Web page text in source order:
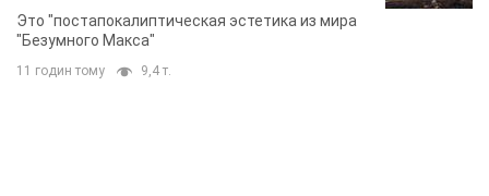
Фото
Это "постапокалиптическая эстетика из мира
"Безумного Макса"
11 годин тому 9,4 т.